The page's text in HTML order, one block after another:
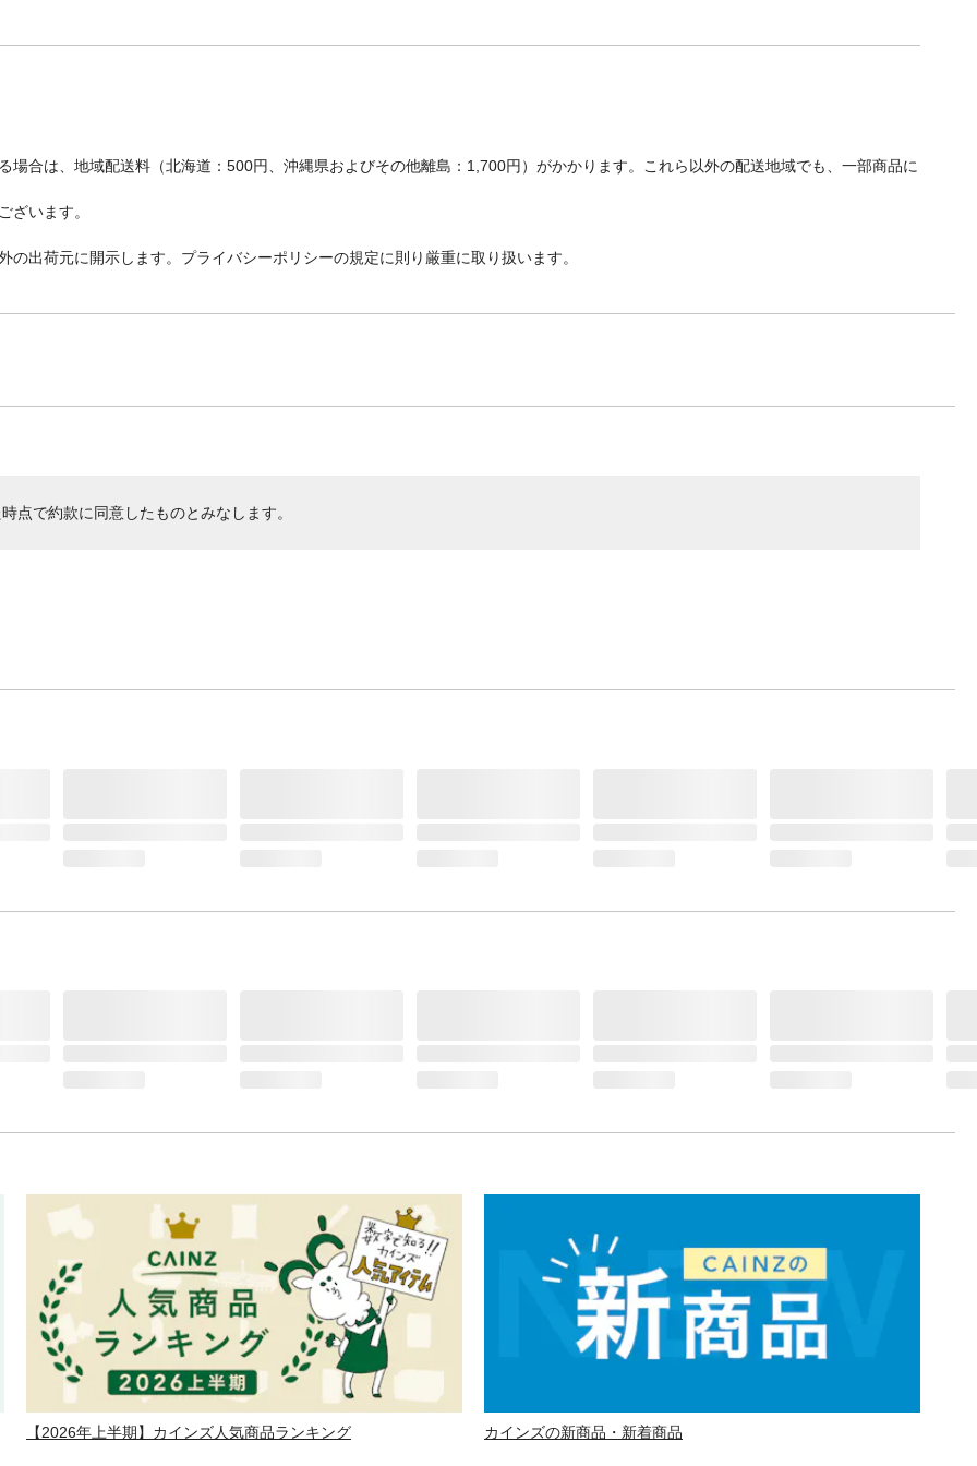
合は、地域配送料（北海道：500円、沖縄県およびその他離島：1,700円）がかかります。これら以外の配送地域でも、一部商品に
ざいます。
出荷元に開示します。プライバシーポリシーの規定に則り厳重に取り扱います。
点で約款に同意したものとみなします。
【2026年上半期】カインズ人気商品ランキング カインズの新商品・新着商品